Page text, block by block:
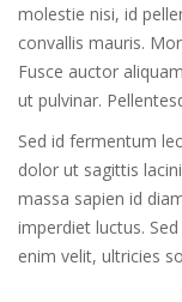
molestie nisi, id
convallis mauris.
Fusce auctor
ut pulvinar.
Sed id fermentum
dolor ut sagittis
massa sapien id
imperdiet luctus.
enim velit, ultricies